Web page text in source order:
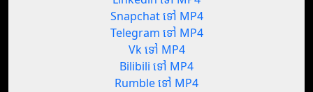
Snapchat ទៅ MP4
Telegram ទៅ MP4
Vk ទៅ MP4
Bilibili ទៅ MP4
Rumble ទៅ MP4